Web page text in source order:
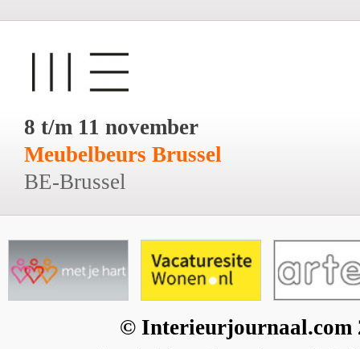
8 t/m 11 november
Meubelbeurs Brussel
BE-Brussel
© Interieurjournaal.com